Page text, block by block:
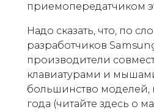
приемопередатчиком
Надо сказать, что, по
разработчиков
производители
клавиатурами и
большинство моделей,
года (читайте здесь о